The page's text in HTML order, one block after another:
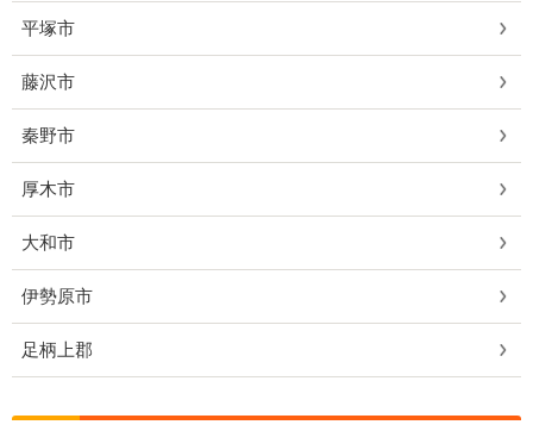
平塚市
藤沢市
秦野市
厚木市
大和市
伊勢原市
足柄上郡